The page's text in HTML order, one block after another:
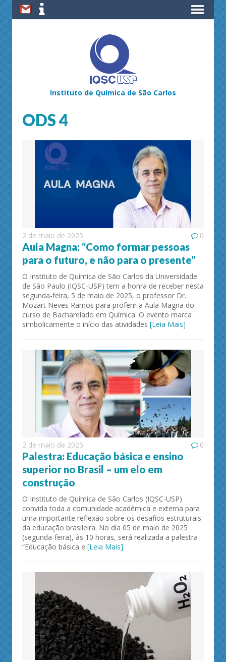
Instituto de Química de São Carlos
ODS 4
2 de maio de 2025 0
Aula Magna: “Como formar pessoas
para o futuro, e não para o presente”
O Instituto de Química de São Carlos da Universidade
de São Paulo (IQSC-USP) tem a honra de receber nesta
segunda-feira, 5 de maio de 2025, o professor Dr.
Mozart Neves Ramos para proferir a Aula Magna do
curso de Bacharelado em Química. O evento marca
simbolicamente o início das atividades [Leia Mais]
2 de maio de 2025 0
Palestra: Educação básica e ensino
superior no Brasil – um elo em
construção
O Instituto de Química de São Carlos (IQSC-USP)
convida toda a comunidade acadêmica e externa para
uma importante reflexão sobre os desafios estruturais
da educação brasileira. No dia 05 de maio de 2025
(segunda-feira), às 10 horas, será realizada a palestra
“Educação básica e [Leia Mais]